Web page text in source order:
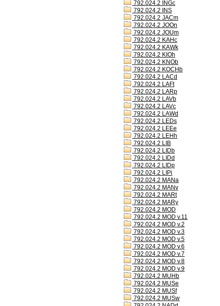
792.024.2 INGc
792.024.2 INS
792.024.2 JACm
792.024.2 JOOn
792.024.2 JOUm
792.024.2 KAHc
792.024.2 KAWk
792.024.2 KIOh
792.024.2 KNOb
792.024.2 KOCHb
792.024.2 LACd
792.024.2 LAFt
792.024.2 LARp
792.024.2 LAVb
792.024.2 LAVc
792.024.2 LAWd
792.024.2 LEDs
792.024.2 LEEe
792.024.2 LEHh
792.024.2 LIB
792.024.2 LIDb
792.024.2 LIDd
792.024.2 LIDp
792.024.2 LIPi
792.024.2 MANa
792.024.2 MANv
792.024.2 MARt
792.024.2 MARy
792.024.2 MOD
792.024.2 MOD v.11
792.024.2 MOD v.2
792.024.2 MOD v.3
792.024.2 MOD v.5
792.024.2 MOD v.6
792.024.2 MOD v.7
792.024.2 MOD v.8
792.024.2 MOD v.9
792.024.2 MUHb
792.024.2 MUSe
792.024.2 MUSf
792.024.2 MUSw